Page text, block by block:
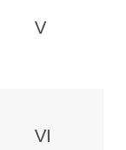
V
VI